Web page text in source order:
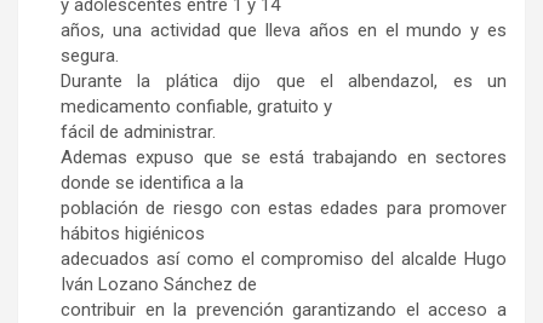
y adolescentes entre 1 y 14
años, una actividad que lleva años en el mundo y es
segura.
Durante la plática dijo que el albendazol, es un
medicamento confiable, gratuito y
fácil de administrar.
Ademas expuso que se está trabajando en sectores
donde se identifica a la
población de riesgo con estas edades para promover
hábitos higiénicos
adecuados así como el compromiso del alcalde Hugo
Iván Lozano Sánchez de
contribuir en la prevención garantizando el acceso a